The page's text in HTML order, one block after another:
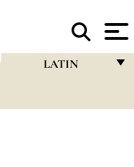
LATIN